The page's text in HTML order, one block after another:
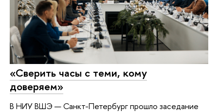
«Сверить часы с теми, кому
доверяем»
В НИУ ВШЭ — Санкт-Петербург прошло заседание